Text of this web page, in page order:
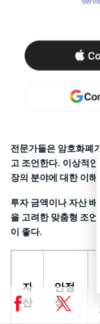
전문가들은 암호화폐
고 조언한다. 이상적
장의 분야에 대한 이
투자 금액이나 자산
을 고려한 맞춤형 조
이 좋다.
자
산
안정
성